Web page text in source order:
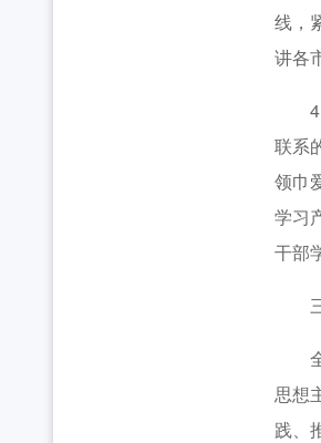
线，
讲各
4.
联系
领巾
学习
干部
三
全
思想
践、